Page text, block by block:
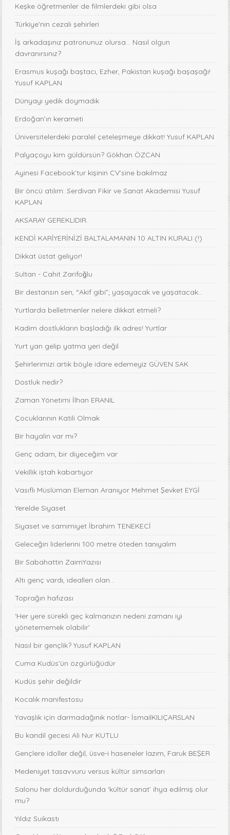
Keşke öğretmenler de filmlerdeki gibi olsa
Türkiye'nin cezalı şehirleri
İş arkadaşınız patronunuz olursa… Nasıl olgun
davranırsınız?
Erasmus kuşağı baştacı, Ezher, Pakistan kuşağı başaşağı!
Yusuf KAPLAN
Dünyayı yedik doymadık
Erdoğan’ın kerameti
Üniversitelerdeki paralel çeteleşmeye dikkat! Yusuf KAPLAN
Palyaçoyu kim güldürsün? Gökhan ÖZCAN
Ayinesi Facebook’tur kişinin CV’sine bakılmaz
Bir öncü atılım: Serdivan Fikir ve Sanat Akademisi Yusuf
KAPLAN
AKSARAY GEREKLIDIR.
KENDİ KARİYERİNİZİ BALTALAMANIN 10 ALTIN KURALI (!)
Dikkat üstat geliyor!
Sultan - Cahit Zarifoğlu
Bir destansın sen, “Akif gibi”; yaşayacak ve yaşatacak...
Yurtlarda belletmenler nelere dikkat etmeli?
Kadim dostlukların başladığı ilk adres! Yurtlar
Yurt yan gelip yatma yeri değil
Şehirlerimizi artık böyle idare edemeyiz GÜVEN SAK
Dostluk nedir?
Zaman Yönetimi İlhan ERANIL
Çocuklarının Katili Olmak
Bir hayalin var mı?
Genç adam, bir diyeceğim var
Vekillik iştah kabartıyor
Vasıflı Müslüman Eleman Aranıyor Mehmet Şevket EYGİ
Yerelde Siyaset
Siyaset ve samimiyet İbrahim TENEKECİ
Geleceğin liderlerini 100 metre öteden tanıyalım
Bir Sabahattin ZaimYazısı
Altı genç vardı, idealleri olan...
Toprağın hafızası
‘Her yere sürekli geç kalmanızın nedeni zamanı iyi
yönetememek olabilir’
Nasıl bir gençlik? Yusuf KAPLAN
Cuma Kudüs’ün özgürlüğüdür
Kudüs şehir değildir
Kocalık manifestosu
Yavaşlık için darmadağınık notlar- İsmailKILIÇARSLAN
Bu kandil gecesi Ali Nur KUTLU
Gençlere idoller değil, üsve-i haseneler lazım, Faruk BEŞER
Medeniyet tasavvuru versus kültür simsarları
Salonu her doldurduğunda ‘kültür sanat’ ihya edilmiş olur
mu?
Yıldız Suikastı